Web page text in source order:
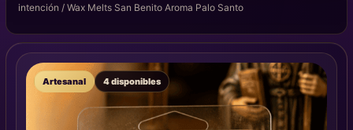
intención / Wax Melts San Benito Aroma Palo Santo
Artesanal 4 disponibles